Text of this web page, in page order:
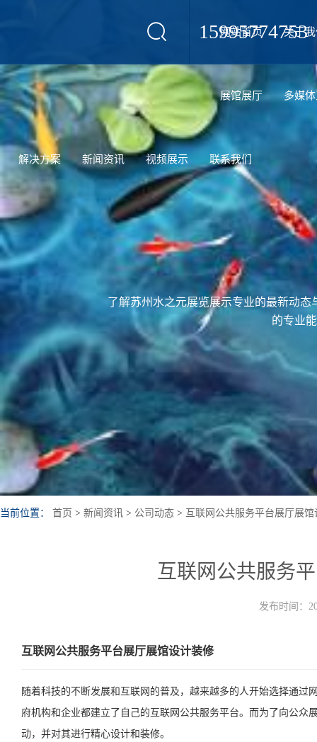
15995774753
网站首页 关于
展馆展厅 多媒
解决方案 新闻资讯 视频展示 联系我们
了解苏州水之元展览展示专业的最新动
的专业
当前位置： 首页 > 新闻资讯 > 公司动态 > 互联网公共服务平台展厅展
互联网公共服务
发布时间：
互联网公共服务平台展厅展馆设计装修
随着科技的不断发展和互联网的普及，越来越多的人开始选择通
府机构和企业都建立了自己的互联网公共服务平台。而为了向公
动，并对其进行精心设计和装修。